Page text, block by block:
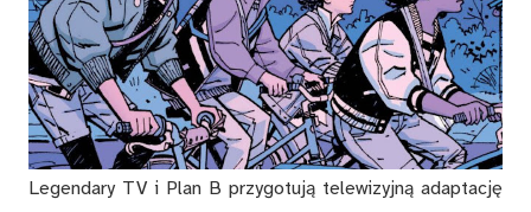
Legendary TV i Plan B przygotują telewizyjną adaptację